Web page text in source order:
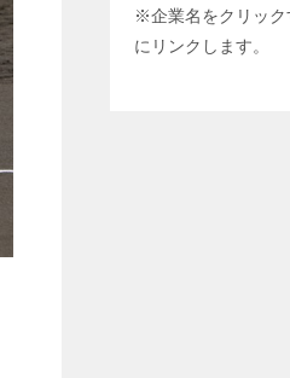
※企業名をクリック
にリンクします。